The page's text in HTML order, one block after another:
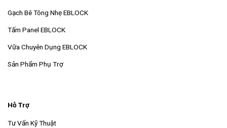
Gạch Bê Tông Nhẹ EBLOCK
Tấm Panel EBLOCK
Vữa Chuyên Dụng EBLOCK
Sản Phẩm Phụ Trợ
Hỗ Trợ
Tư Vấn Kỹ Thuật